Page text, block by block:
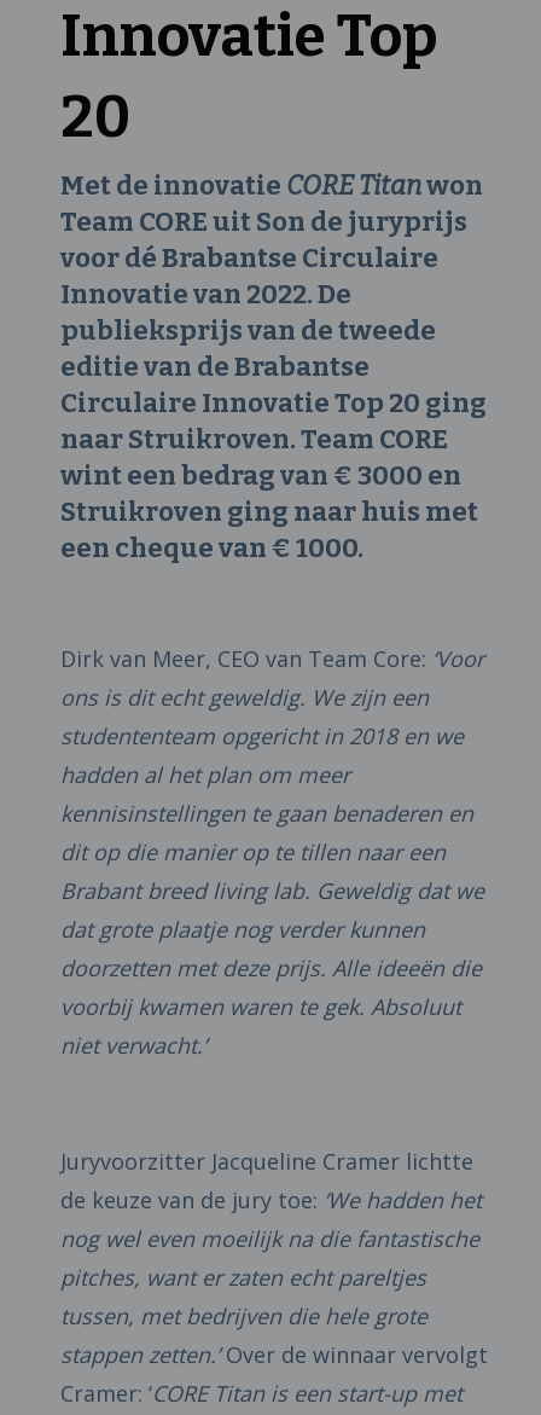
Innovatie Top
20
Met de innovatie CORE Titanwon
Team CORE uit Son de juryprijs
voor dé Brabantse Circulaire
Innovatie van 2022. De
publieksprijs van de tweede
editie van de Brabantse
Circulaire Innovatie Top 20 ging
naar Struikroven. Team CORE
wint een bedrag van € 3000 en
Struikroven ging naar huis met
een cheque van € 1000.
Dirk van Meer, CEO van Team Core: ‘Voor
ons is dit echt geweldig. We zijn een
studententeam opgericht in 2018 en we
hadden al het plan om meer
kennisinstellingen te gaan benaderen en
dit op die manier op te tillen naar een
Brabant breed living lab. Geweldig dat we
dat grote plaatje nog verder kunnen
doorzetten met deze prijs. Alle ideeën die
voorbij kwamen waren te gek. Absoluut
niet verwacht.’
Juryvoorzitter Jacqueline Cramer lichtte
de keuze van de jury toe: ‘We hadden het
nog wel even moeilijk na die fantastische
pitches, want er zaten echt pareltjes
tussen, met bedrijven die hele grote
stappen zetten.’Over de winnaar vervolgt
Cramer: ‘CORE Titan is een start-up met